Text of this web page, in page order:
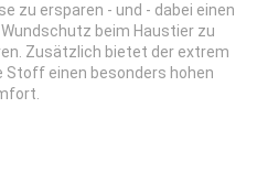
zu ersparen - und - dabei einen
beim Haustier zu
Zusätzlich bietet der extrem
Stoff einen besonders hohen